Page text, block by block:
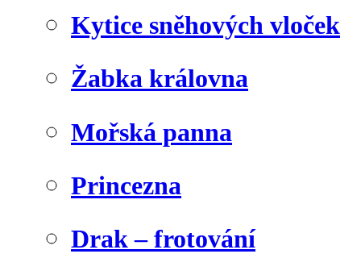
Kytice sněhových vloček
Žabka královna
Mořská panna
Princezna
Drak – frotování